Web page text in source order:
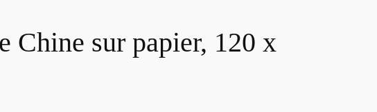
Chine sur papier, 120 x